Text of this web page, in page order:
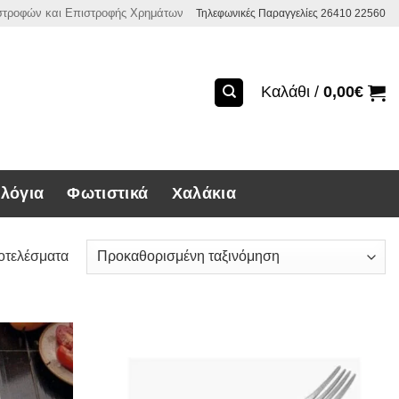
και Επιστροφής Χρημάτων Τηλεφωνικές Παραγγελίες 26410 22560
Καλάθι / 0,00€
Φωτιστικά Χαλάκια